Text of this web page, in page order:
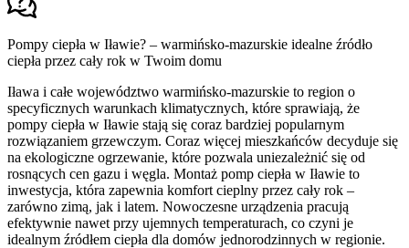
Pompy ciepła w Iławie? – warmińsko-mazurskie idealne źródło
ciepła przez cały rok w Twoim domu
Iława i całe województwo warmińsko-mazurskie to region o
specyficznych warunkach klimatycznych, które sprawiają, że
pompy ciepła w Iławie stają się coraz bardziej popularnym
rozwiązaniem grzewczym. Coraz więcej mieszkańców decyduje się
na ekologiczne ogrzewanie, które pozwala uniezależnić się od
rosnących cen gazu i węgla. Montaż pomp ciepła w Iławie to
inwestycja, która zapewnia komfort cieplny przez cały rok –
zarówno zimą, jak i latem. Nowoczesne urządzenia pracują
efektywnie nawet przy ujemnych temperaturach, co czyni je
idealnym źródłem ciepła dla domów jednorodzinnych w regionie.